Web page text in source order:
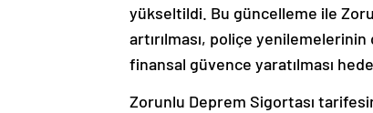
yükseltildi. Bu güncelleme ile
artırılması, poliçe
finansal güvence yaratılması
Zorunlu Deprem Sigortası